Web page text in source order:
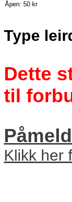
Åpen: 50 kr
Type
Dette
til
Klikk her